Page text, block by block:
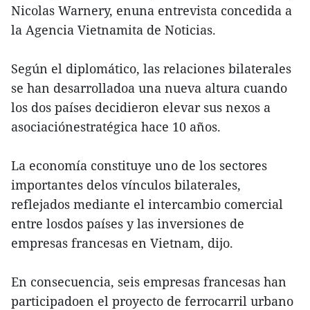
Nicolas Warnery, enuna entrevista concedida a
la Agencia Vietnamita de Noticias.
Según el diplomático, las relaciones bilaterales
se han desarrolladoa una nueva altura cuando
los dos países decidieron elevar sus nexos a
asociaciónestratégica hace 10 años.
La economía constituye uno de los sectores
importantes delos vínculos bilaterales,
reflejados mediante el intercambio comercial
entre losdos países y las inversiones de
empresas francesas en Vietnam, dijo.
En consecuencia, seis empresas francesas han
participadoen el proyecto de ferrocarril urbano